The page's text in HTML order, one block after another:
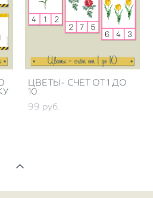
ЦВЕТЫ- СЧЁТ ОТ 1 ДО
10
99 pуб.